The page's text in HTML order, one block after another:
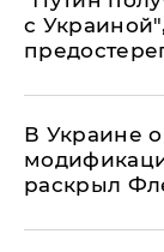
с
В Украине
раскрыл